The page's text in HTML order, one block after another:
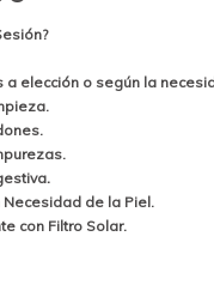
a elección o según la
.
Necesidad de la Piel.
con Filtro Solar.